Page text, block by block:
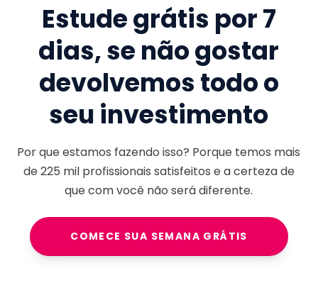
Estude grátis por 7
dias, se não gostar
devolvemos todo o
seu investimento
Por que estamos fazendo isso? Porque temos mais
de225 milprofissionais satisfeitos e a certeza de
que com você não será diferente.
COMECE SUA SEMANA GRÁTIS